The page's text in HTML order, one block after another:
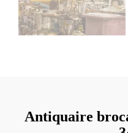
Antiquaire